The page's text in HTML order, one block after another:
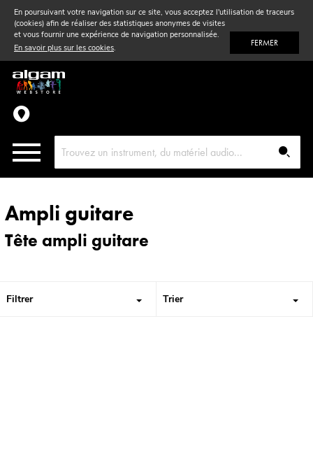
En poursuivant votre navigation sur ce site, vous acceptez l'utilisation de traceurs
(cookies) afin de réaliser des statistiques anonymes de visites
et vous fournir une expérience de navigation personnalisée.
En savoir plus sur les cookies. FERMER
Vent& Violon
Accessoires
Pièces détachées
Ampli guitare
Tête ampli guitare
Trier
Filtrer